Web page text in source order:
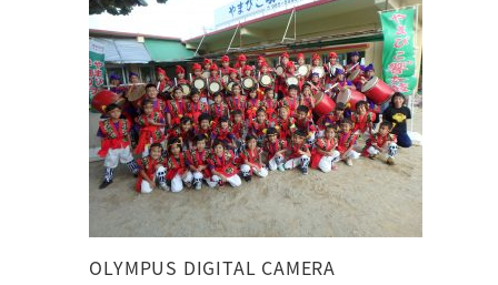
OLYMPUS DIGITAL CAMERA